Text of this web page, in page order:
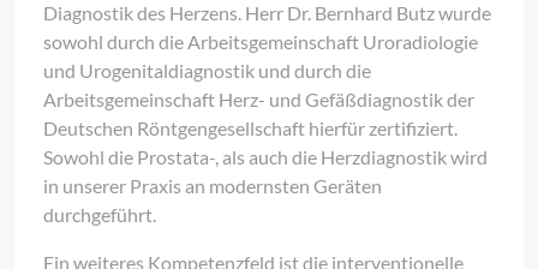
Diagnostik des Herzens. Herr Dr. Bernhard Butz wurde
sowohl durch die Arbeitsgemeinschaft Uroradiologie
und Urogenitaldiagnostik und durch die
Arbeitsgemeinschaft Herz- und Gefäßdiagnostik der
Deutschen Röntgengesellschaft hierfür zertifiziert.
Sowohl die Prostata-, als auch die Herzdiagnostik wird
in unserer Praxis an modernsten Geräten
durchgeführt.
Ein weiteres Kompetenzfeld ist die interventionelle